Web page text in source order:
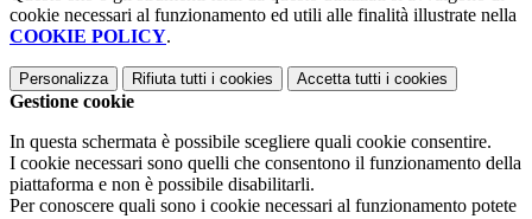
cookie necessari al funzionamento ed utili alle finalità illustrate nella
COOKIE POLICY.
Personalizza Rifiuta tutti i cookies Accetta tutti i cookies
Gestione cookie
In questa schermata è possibile scegliere quali cookie consentire.
I cookie necessari sono quelli che consentono il funzionamento della
piattaforma e non è possibile disabilitarli.
Per conoscere quali sono i cookie necessari al funzionamento potete